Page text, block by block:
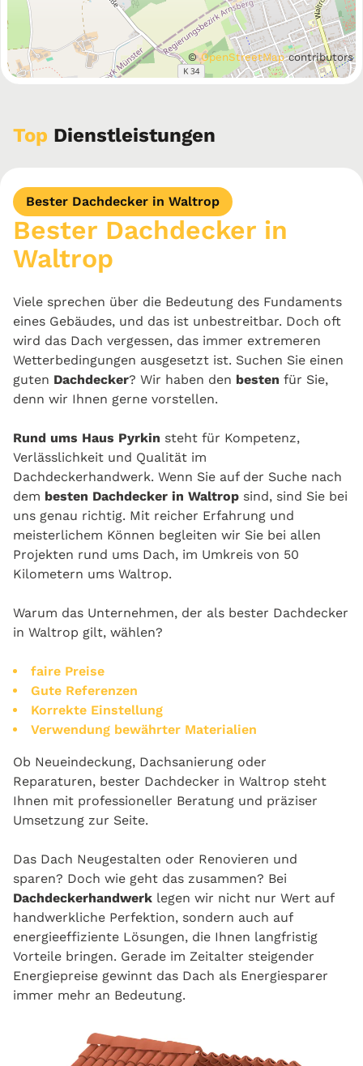
©OpenStreetMapcontributors
Top Dienstleistungen
Bester Dachdecker in Waltrop
Bester Dachdecker in
Waltrop
Viele sprechen über die Bedeutung des Fundaments
eines Gebäudes, und das ist unbestreitbar. Doch oft
wird das Dach vergessen, das immer extremeren
Wetterbedingungen ausgesetzt ist. Suchen Sie einen
guten Dachdecker? Wir haben den besten für Sie,
denn wir Ihnen gerne vorstellen.
Rund ums Haus Pyrkin steht für Kompetenz,
Verlässlichkeit und Qualität im
Dachdeckerhandwerk. Wenn Sie auf der Suche nach
dem besten Dachdecker in Waltrop sind, sind Sie bei
uns genau richtig. Mit reicher Erfahrung und
meisterlichem Können begleiten wir Sie bei allen
Projekten rund ums Dach, im Umkreis von 50
Kilometern ums Waltrop.
Warum das Unternehmen, der als bester Dachdecker
in Waltrop gilt, wählen?
faire Preise
Gute Referenzen
Korrekte Einstellung
Verwendung bewährter Materialien
Ob Neueindeckung, Dachsanierung oder
Reparaturen, bester Dachdecker in Waltrop steht
Ihnen mit professioneller Beratung und präziser
Umsetzung zur Seite.
Das Dach Neugestalten oder Renovieren und
sparen? Doch wie geht das zusammen? Bei
Dachdeckerhandwerk legen wir nicht nur Wert auf
handwerkliche Perfektion, sondern auch auf
energieeffiziente Lösungen, die Ihnen langfristig
Vorteile bringen. Gerade im Zeitalter steigender
Energiepreise gewinnt das Dach als Energiesparer
immer mehr an Bedeutung.